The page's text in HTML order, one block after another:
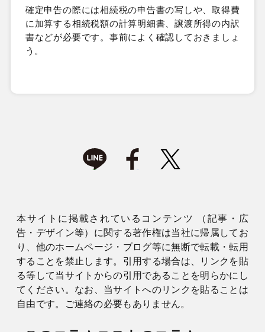
確定申告の際には相続税の申告書の写しや、取得費
に加算する相続税額の計算明細書、譲渡所得の内訳
書などが必要です。事前によく確認しておきましょ
う。
本サイトに掲載されているコンテンツ （記事・広
告・デザイン等）に関する著作権は当社に帰属してお
り、他のホームページ・ブログ等に無断で転載・転用
することを禁止します。引用する場合は、リンクを貼
る等して当サイトからの引用であることを明らかにし
てください。なお、当サイトへのリンクを貼ることは
自由です。ご連絡の必要もありません。